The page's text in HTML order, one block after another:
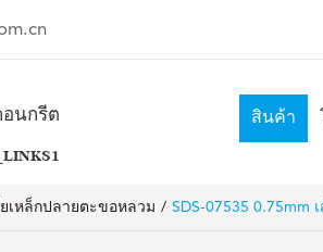
นกรีต สินค้า
ยเหล็กปลายตะขอหลวม SDS-07535 0.75mm